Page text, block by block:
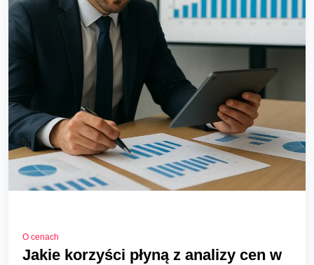
O cenach
Jakie korzyści płyną z analizy cen w